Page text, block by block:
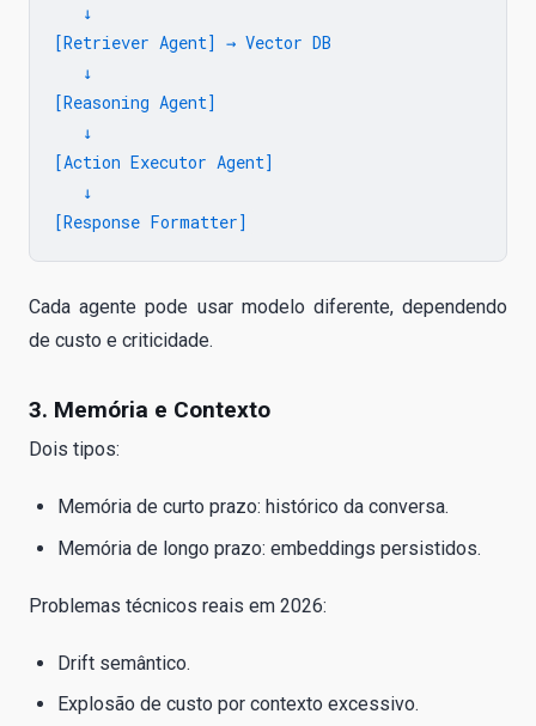
   ↓
[Retriever Agent] → Vector DB
   ↓
[Reasoning Agent]
   ↓
[Action Executor Agent]
   ↓
Cada agente pode usar modelo diferente, dependendo
de custo e criticidade.
3. Memória e Contexto
Dois tipos:
Memória de curto prazo: histórico da conversa.
Memória de longo prazo: embeddings persistidos.
Problemas técnicos reais em 2026:
Drift semântico.
Explosão de custo por contexto excessivo.